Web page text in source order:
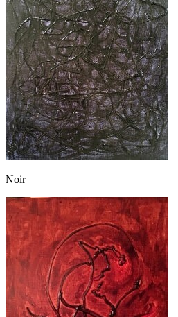
Noir